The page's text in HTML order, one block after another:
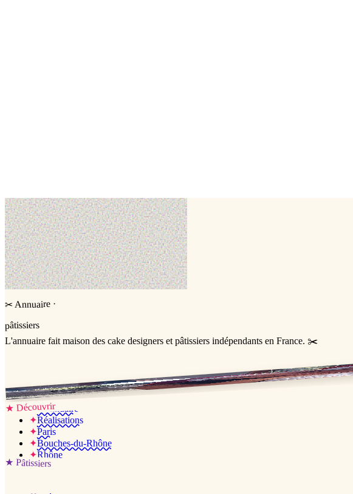
Cake topperImpression alimentaire
✂ Annuaire ·
pâtissiers
L'annuaire fait maison des cake designers et pâtissiers indépendants en France. ✂️
Jessica & Jérémy ♡
★Découvrir
✦L’annuaire
✦Réalisations
✦Paris
✦Bouches-du-Rhône
✦Rhône
★Pâtissiers